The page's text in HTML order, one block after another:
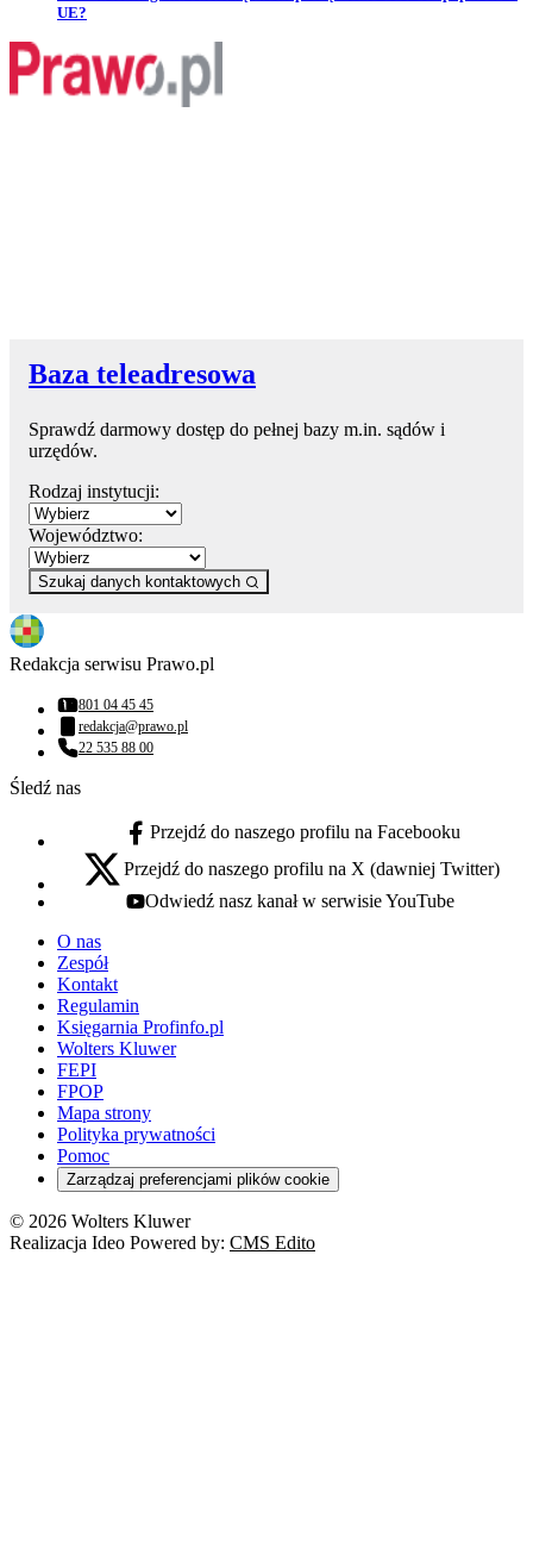
UE?
Baza teleadresowa
Sprawdź darmowy dostęp do pełnej bazy m.in. sądów i
urzędów.
Rodzaj instytucji:
Województwo:
Szukaj danych kontaktowych
Redakcja serwisu Prawo.pl
Numer telefonu:
801 04 45 45
Adres email:
redakcja@prawo.pl
Numer telefonu:
22 535 88 00
Śledź nas
facebook - otwiera się w nowej karcie
Przejdź do naszego profilu na Facebooku
x - otwiera się w nowej karcie
Przejdź do naszego profilu na X (dawniej Twitter)
youtube - otwiera się w nowej karcie
Odwiedź nasz kanał w serwisie YouTube
O nas
Zespół
Kontakt
Regulamin
Księgarnia Profinfo.pl
Wolters Kluwer
FEPI
FPOP
Mapa strony
Polityka prywatności
Pomoc
Zarządzaj preferencjami plików cookie
© 2026 Wolters Kluwer
Realizacja Ideo Powered by: CMS Edito